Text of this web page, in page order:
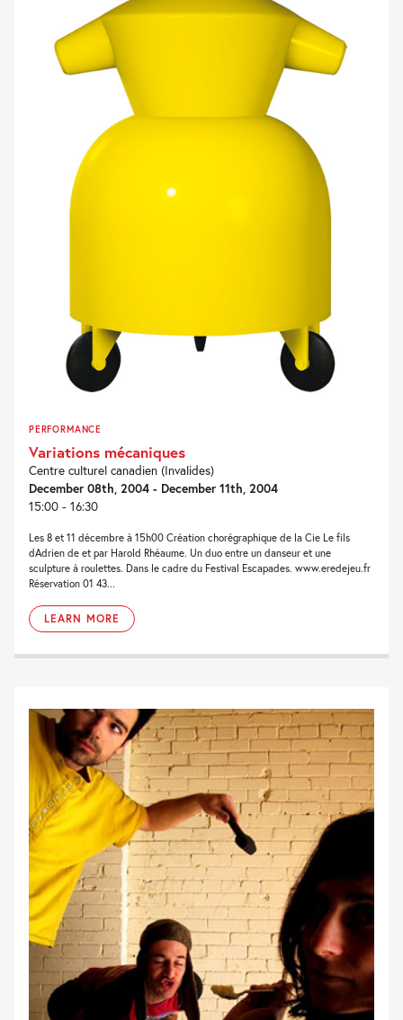
PERFORMANCE
Variations mécaniques
Centre culturel canadien (Invalides)
December 08th, 2004 - December 11th, 2004
15:00 - 16:30
Les 8 et 11 décembre à 15h00 Création chorégraphique de la Cie Le fils
dAdrien de et par Harold Rhéaume. Un duo entre un danseur et une
sculpture à roulettes. Dans le cadre du Festival Escapades. www.eredejeu.fr
Réservation 01 43...
LEARN MORE